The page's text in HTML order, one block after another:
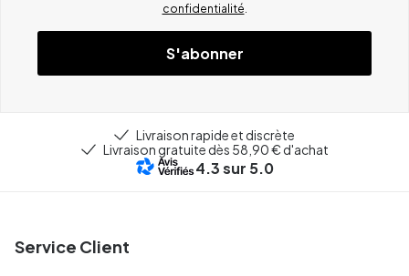
confidentialité
S'abonner
Livraison rapide et discrète
Livraison gratuite dès 58,90 € d'achat
4.3sur 5.0
Service Client